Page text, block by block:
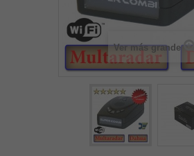
Ver más grande